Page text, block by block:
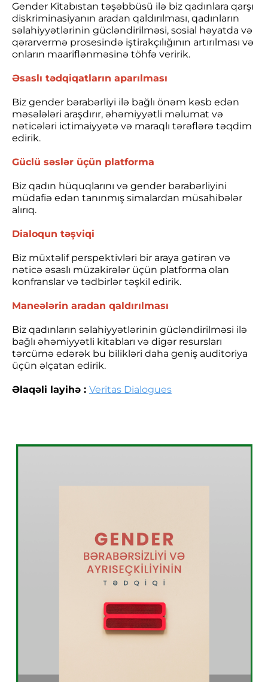
Gender Kitabıstan təşəbbüsü ilə biz qadınlara qarşı
diskriminasiyanın aradan qaldırılması, qadınların
səlahiyyətlərinin gücləndirilməsi, sosial həyatda və
qərarvermə prosesində iştirakçılığının artırılması və
onların maariflənməsinə töhfə veririk.
Əsaslı tədqiqatların aparılması
Biz gender bərabərliyi ilə bağlı önəm kəsb edən
məsələləri araşdırır, əhəmiyyətli məlumat və
nəticələri ictimaiyyətə və maraqlı tərəflərə təqdim
edirik.
Güclü səslər üçün platforma
Biz qadın hüquqlarını və gender bərabərliyini
müdafiə edən tanınmış simalardan müsahibələr
alırıq.
Dialoqun təşviqi
Biz müxtəlif perspektivləri bir araya gətirən və
nəticə əsaslı müzakirələr üçün platforma olan
konfranslar və tədbirlər təşkil edirik.
Maneələrin aradan qaldırılması
Biz qadınların səlahiyyətlərinin gücləndirilməsi ilə
bağlı əhəmiyyətli kitabları və digər resursları
tərcümə edərək bu bilikləri daha geniş auditoriya
üçün əlçatan edirik.
Əlaqəli layihə : Veritas Dialogues